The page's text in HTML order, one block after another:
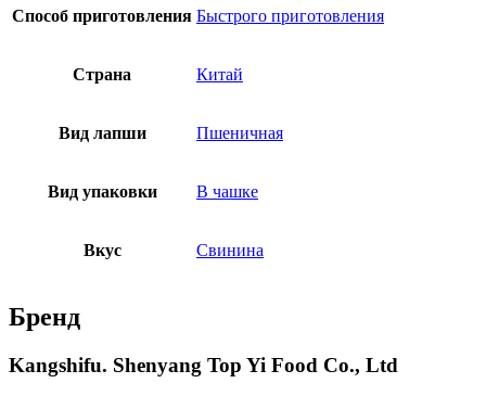
Способ приготовления Быстрого приготовления
Страна Китай
Вид лапши Пшеничная
Вид упаковки В чашке
Вкус Свинина
Бренд
Kangshifu. Shenyang Top Yi Food Co., Ltd